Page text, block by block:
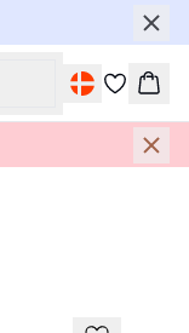
Kurv